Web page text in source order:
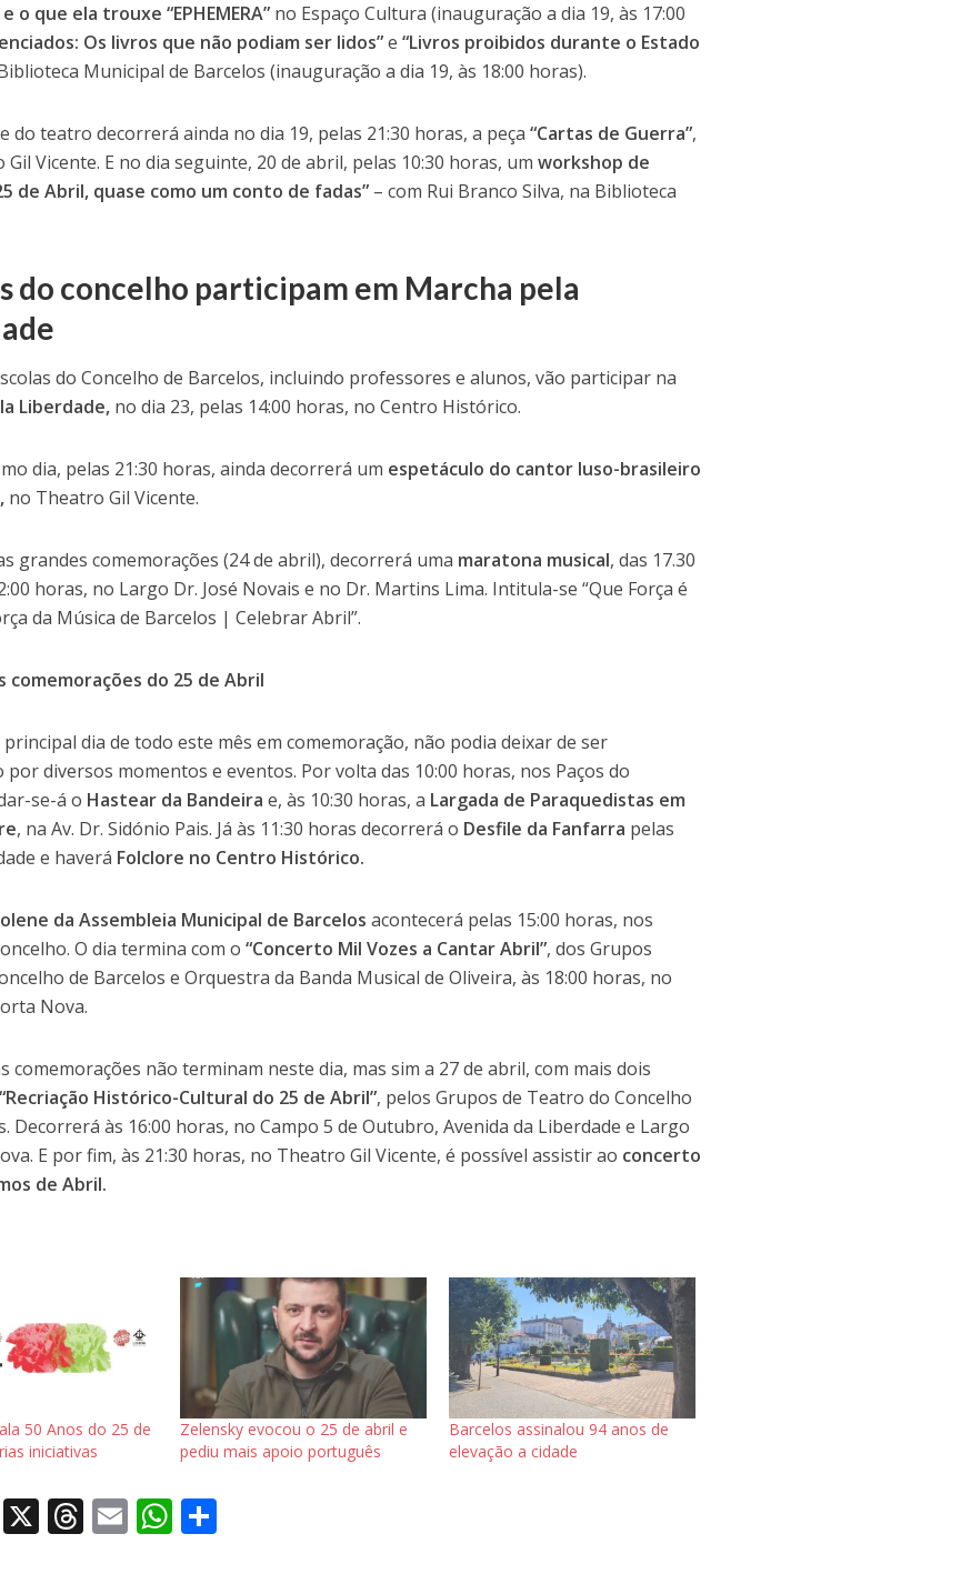
o que ela trouxe “EPHEMERA” no Espaço Cultura (inauguração a dia 19, às 17:00
Os livros que não podiam ser lidos”e“Livros proibidos durante o Estado
Municipal de Barcelos (inauguração a dia 19, às 18:00 horas).
do teatro decorrerá ainda no dia 19, pelas 21:30 horas, a peça“Cartas de Guerra”,
Vicente. E no dia seguinte, 20 de abril, pelas 10:30 horas, umworkshop de
de Abril, quase como um conto de fadas” – com Rui Branco Silva, na Biblioteca
do concelho participam em Marcha pela
do Concelho de Barcelos, incluindo professores e alunos, vão participar na
Liberdade, no dia 23, pelas 14:00 horas, no Centro Histórico.
dia, pelas 21:30 horas, ainda decorrerá um espetáculo do cantor luso-brasileiro
no Theatro Gil Vicente.
grandes comemorações (24 de abril), decorrerá uma maratona musical, das 17.30
horas, no Largo Dr. José Novais e no Dr. Martins Lima. Intitula-se “Que Força é
da Música de Barcelos | Celebrar Abril”.
comemorações do 25 de Abril
dia de todo este mês em comemoração, não podia deixar de ser
por diversos momentos e eventos. Por volta das 10:00 horas, nos Paços do
se-á o Hastear da Bandeira e, às 10:30 horas, a Largada de Paraquedistas em
, na Av. Dr. Sidónio Pais. Já às 11:30 horas decorrerá o Desfile da Fanfarra pelas
e haverá Folclore no Centro Histórico.
da Assembleia Municipal de Barcelosacontecerá pelas 15:00 horas, nos
O dia termina com o“Concerto Mil Vozes a Cantar Abril”, dos Grupos
de Barcelos e Orquestra da Banda Musical de Oliveira, às 18:00 horas, no
Nova.
comemorações não terminam neste dia, mas sim a 27 de abril, com mais dois
“Recriação Histórico-Cultural do 25 de Abril”, pelos Grupos de Teatro do Concelho
Decorrerá às 16:00 horas, no Campo 5 de Outubro, Avenida da Liberdade e Largo
E por fim, às 21:30 horas, no Theatro Gil Vicente, é possível assistir ao concerto
de Abril.
50 Anos do 25 de
iniciativas
Zelensky evocou o 25 de abril e
pediu mais apoio português
Barcelos assinalou 94 anos de
elevação a cidade
Li X T E W